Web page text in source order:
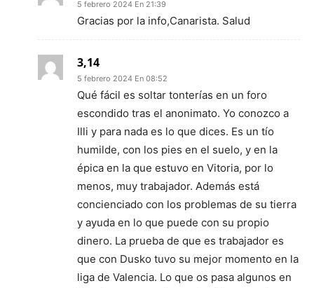
5 febrero 2024 En 21:39
Gracias por la info,Canarista. Salud
3,14
5 febrero 2024 En 08:52
Qué fácil es soltar tonterías en un foro
escondido tras el anonimato. Yo conozco a
Illi y para nada es lo que dices. Es un tío
humilde, con los pies en el suelo, y en la
épica en la que estuvo en Vitoria, por lo
menos, muy trabajador. Además está
concienciado con los problemas de su tierra
y ayuda en lo que puede con su propio
dinero. La prueba de que es trabajador es
que con Dusko tuvo su mejor momento en la
liga de Valencia. Lo que os pasa algunos en